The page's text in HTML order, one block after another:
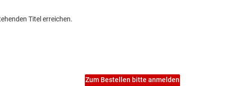
Titel erreichen.
Zum Bestellen bitte anmelden